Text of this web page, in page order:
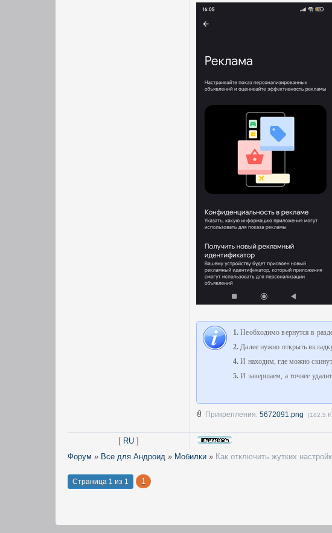
1. Необходимо вернутся в
2. Далее нужно открыть
4. И находим, где можно
5. И завершаем, а точнее
Прикрепления: 5672091.png (182.5
[ RU ]
Форум » Все для Андроид » Мобилки » Как отключить жутких
Страница 1 из 1 1